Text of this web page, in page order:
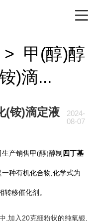
> 甲(醇)醇
)滴...
(铵)滴定液
2024-
08-07
产销售甲(醇)醇制 四丁基
种有机化合物,化学式为
转移催化剂。
,加入 20克细粉状的纯氧银,